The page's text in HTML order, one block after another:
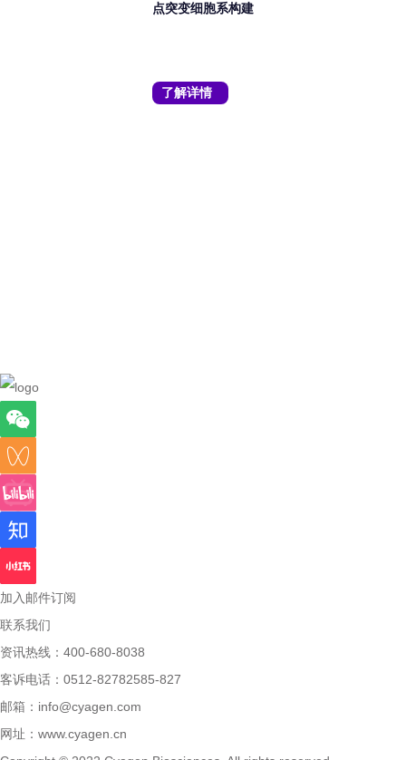
点突变细胞系构建
了解详情
加入邮件订阅
联系我们
资讯热线：400-680-8038
客诉电话：0512-82782585-827
邮箱： info@cyagen.com
网址： www.cyagen.cn